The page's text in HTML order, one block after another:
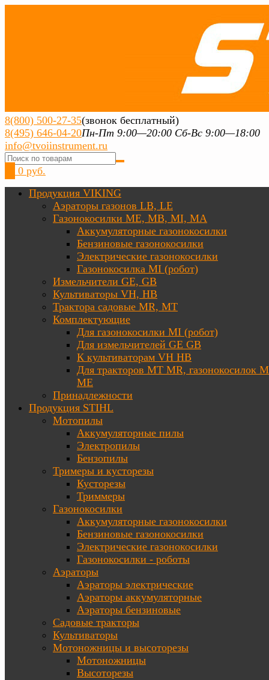
8(800) 500-27-35(звонок бесплатный)
8(495) 646-04-20Пн-Пт 9:00—20:00 Сб-Вс 9:00—18:00
info@tvoiinstrument.ru
0 руб.
Продукция VIKING
Аэраторы газонов LB, LE
Газонокосилки ME, MB, MI, MA
Аккумуляторные газонокосилки
Бензиновые газонокосилки
Электрические газонокосилки
Газонокосилка MI (робот)
Измельчители GE, GB
Культиваторы VH, HB
Трактора садовые MR, MT
Комплектующие
Для газонокосилки MI (робот)
Для измельчителей GE GB
К культиваторам VH HB
Для тракторов МТ MR, газонокосилок
ME
Принадлежности
Продукция STIHL
Мотопилы
Аккумуляторные пилы
Электропилы
Бензопилы
Тримеры и кусторезы
Кусторезы
Триммеры
Газонокосилки
Аккумуляторные газонокосилки
Бензиновые газонокосилки
Электрические газонокосилки
Газонокосилки - роботы
Аэраторы
Аэраторы электрические
Аэраторы аккумуляторные
Аэраторы бензиновые
Садовые тракторы
Культиваторы
Мотоножницы и высоторезы
Мотоножницы
Высоторезы